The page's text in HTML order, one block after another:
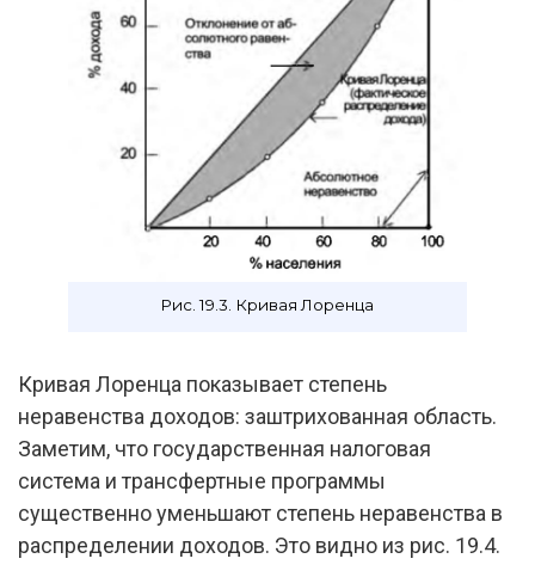
Рис. 19.3. Кривая Лоренца
Кривая Лоренца показывает степень
неравенства доходов: заштрихованная область.
Заметим, что государственная налоговая
система и трансфертные программы
существенно уменьшают степень неравенства в
распределении доходов. Это видно из рис. 19.4.